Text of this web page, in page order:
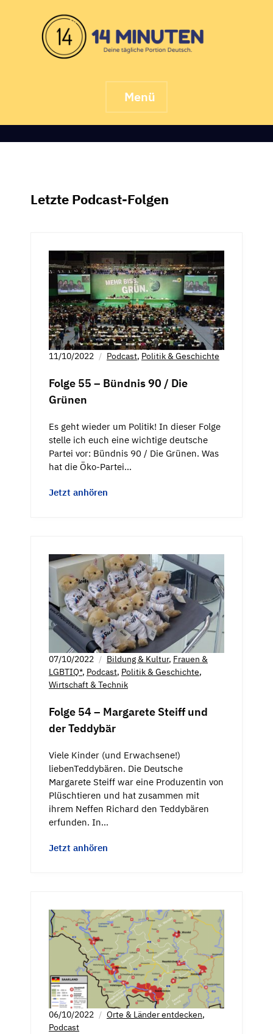
content
Menü
Letzte Podcast-Folgen
11/10/2022 Podcast, Politik & Geschichte
Folge 55 – Bündnis 90 / Die
Grünen
Es geht wieder um Politik! In dieser Folge
stelle ich euch eine wichtige deutsche
Partei vor: Bündnis 90 / Die Grünen. Was
hat die Öko-Partei…
Jetzt anhören
07/10/2022 Bildung & Kultur, Frauen &
LGBTIQ*, Podcast, Politik & Geschichte,
Wirtschaft & Technik
Folge 54 – Margarete Steiff und
der Teddybär
Viele Kinder (und Erwachsene!)
liebenTeddybären. Die Deutsche
Margarete Steiff war eine Produzentin von
Plüschtieren und hat zusammen mit
ihrem Neffen Richard den Teddybären
erfunden. In…
Jetzt anhören
06/10/2022 Orte & Länder entdecken,
Podcast